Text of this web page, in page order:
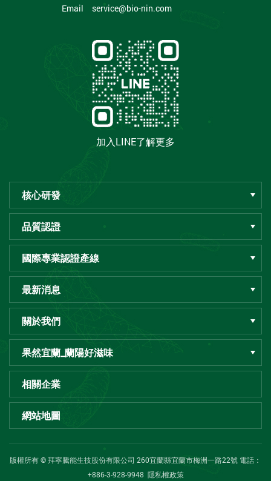
Email
service@bio-nin.com
加入LINE了解更多
核心研發
品質認證
國際專業認證產線
最新消息
關於我們
果然宜蘭_蘭陽好滋味
相關企業
網站地圖
版權所有 © 拜寧騰能生技股份有限公司 260宜蘭縣宜蘭市梅洲一路22號 電話：
+886-3-928-9948 隱私權政策